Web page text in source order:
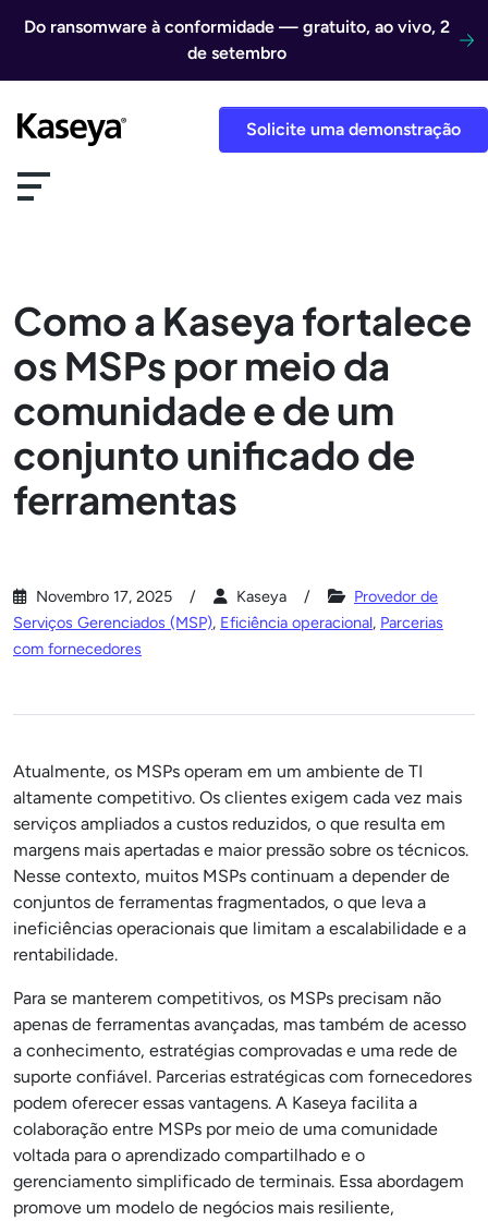
Do ransomware à conformidade — gratuito, ao vivo, 2
de setembro
Solicite uma demonstração
Como a Kaseya fortalece
os MSPs por meio da
comunidade e de um
conjunto unificado de
ferramentas
Novembro 17, 2025 Kaseya
Provedor de
Serviços Gerenciados (MSP), Eficiência operacional, Parcerias
com fornecedores
Atualmente, os MSPs operam em um ambiente de TI
altamente competitivo. Os clientes exigem cada vez mais
serviços ampliados a custos reduzidos, o que resulta em
margens mais apertadas e maior pressão sobre os técnicos.
Nesse contexto, muitos MSPs continuam a depender de
conjuntos de ferramentas fragmentados, o que leva a
ineficiências operacionais que limitam a escalabilidade e a
rentabilidade.
Para se manterem competitivos, os MSPs precisam não
apenas de ferramentas avançadas, mas também de acesso
a conhecimento, estratégias comprovadas e uma rede de
suporte confiável. Parcerias estratégicas com fornecedores
podem oferecer essas vantagens. A Kaseya facilita a
colaboração entre MSPs por meio de uma comunidade
voltada para o aprendizado compartilhado e o
gerenciamento simplificado de terminais. Essa abordagem
promove um modelo de negócios mais resiliente,